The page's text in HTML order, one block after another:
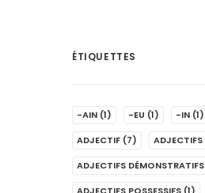
ÉTIQUETTES
-AIN (1) -EU (1) -IN (1)
ADJECTIF (7) ADJECTIFS
ADJECTIFS DÉMONSTRATIFS
ADJECTIFS POSSESSIFS (1)